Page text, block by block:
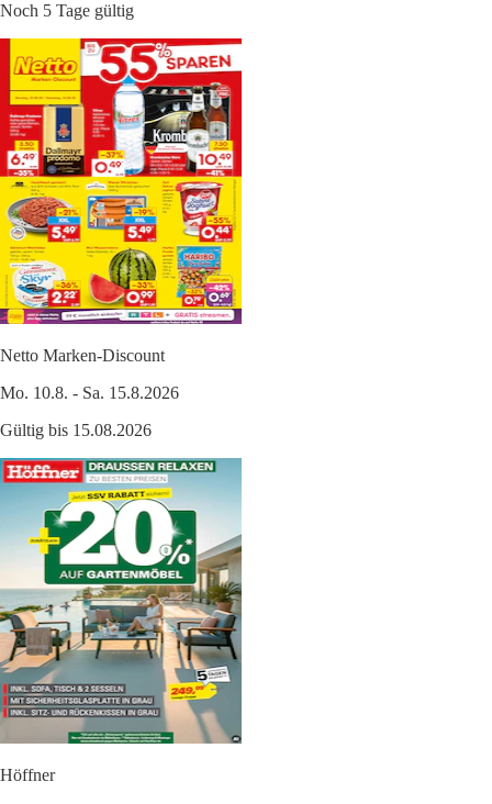
Noch 5 Tage gültig
Netto Marken-Discount
Mo. 10.8. - Sa. 15.8.2026
Gültig bis 15.08.2026
Höffner